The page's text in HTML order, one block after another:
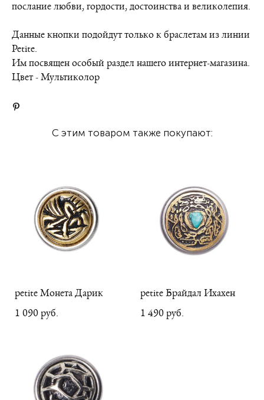
послание любви, гордости, достоинства и великолепия.
Данные кнопки подойдут только к браслетам из линии
Petite.
Им посвящен особый раздел нашего интернет-магазина.
Цвет - Мультиколор
С этим товаром также покупают:
petite Монета Дарик
1 090 pуб.
petite Брайдал Ихахен
1 490 pуб.